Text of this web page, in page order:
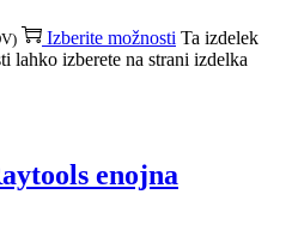
Izberite možnosti Ta izdelek
lahko izberete na strani izdelka
enojna